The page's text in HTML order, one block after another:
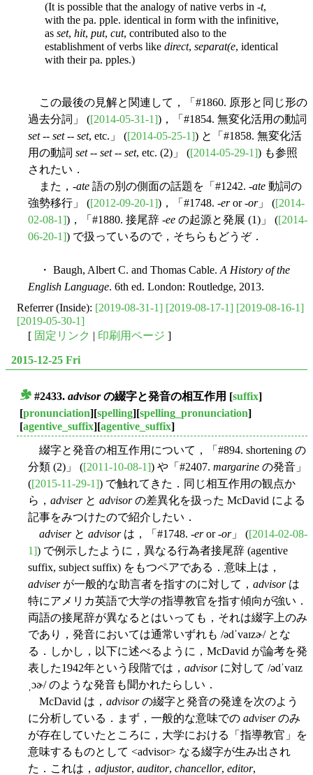
(It is possible that the analogy of native verbs in -t,
with the pa. pple. identical in form with the infinitive,
as set, hit, put, cut, contributed also to the
establishment of verbs like direct, separat(e, identical
with their pa. pples.)
この最後の見解と関連して，「#1860. 原形と同じ形の
過去分詞」 ([2014-05-31-1])，「#1854. 無変化活用の動詞
set-- set-- set, etc.」 ([2014-05-25-1]) と「#1858. 無変化活
用の動詞 set-- set-- set, etc. (2)」 ([2014-05-29-1]) も参照
されたい．
また，-ate 語の別の側面の話題を「#1242. -ate 動詞の
強勢移行」 ([2012-09-20-1])，「#1748. -eror -or」 ([2014-
02-08-1])，「#1880. 接尾辞 -ee の起源と発展 (1)」 ([2014-
06-20-1]) で扱っているので，そちらもどうぞ．
・ Baugh, Albert C. and Thomas Cable. A History of the
English Language. 6th ed. London: Routledge, 2013.
Referrer (Inside): [2019-08-31-1] [2019-08-17-1] [2019-08-16-1]
[2019-05-30-1]
[ 固定リンク | 印刷用ページ ]
2015-12-25 Fri
#2433. advisorの綴字と発音の相互作用 [suffix]
[pronunciation][spelling][spelling_pronunciation]
[agentive_suffix][agentive_suffix]
綴字と発音の相互作用について，「#894. shortening の
分類 (2)」 ([2011-10-08-1]) や「#2407. margarine の発音」
([2015-11-29-1]) で触れてきた．同じ相互作用の観点か
ら， adviserと advisorの差異化を扱った McDavid による
記事をみつけたので紹介したい．
adviserと advisorは，「#1748. -eror -or」 ([2014-02-08-
1]) で例示したように，異なる行為者接尾辞 (agentive
suffix, subject suffix) をもつペアである．意味上は，
adviserが一般的な助言者を指すのに対して， advisorは
特にアメリカ英語で大学の指導教官を指す傾向が強い．
両語の接尾辞が異なるとはいっても，それは綴字上のみ
であり，発音においては通常いずれも /ədˈvaɪzɚ/ とな
る．しかし，以下に述べるように，McDavid が論考を発
表した1942年という段階では， advisorに対して /ədˈvaɪz
ˌɔɚ/ のような発音も聞かれたらしい．
McDavid は， advisorの綴字と発音の発達を次のよう
に分析している．まず，一般的な意味での adviserのみ
が存在していたところに，大学における「指導教官」を
意味するものとして <advisor> なる綴字が生み出され
た．これは， adjustor, auditor, chancellor, editor,